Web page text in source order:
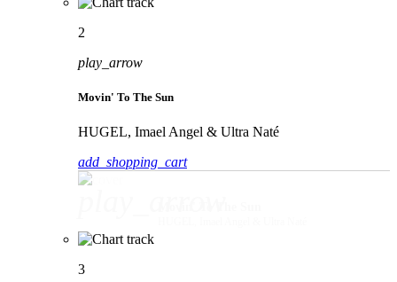
2
play_arrow
Movin' To The Sun
HUGEL, Imael Angel & Ultra Naté
add_shopping_cart
3